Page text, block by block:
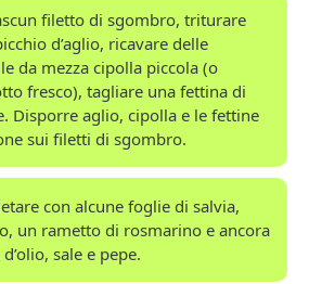
filetto di sgombro, triturare
d’aglio, ricavare delle
da mezza cipolla piccola (o
fresco), tagliare una fettina di
Disporre aglio, cipolla e le fettine
sui filetti di sgombro.
con alcune foglie di salvia,
un rametto di rosmarino e ancora
sale e pepe.